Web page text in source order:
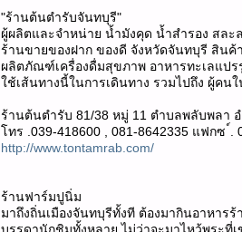
"ร้านต้นตำรับจันทบุรี"
ผู้ผลิตและจำหน่าย น้ำมังคุด น้ำสำรอง สละ
ร้านขายของฝาก ของดี จังหวัดจันทบุรี สินค้
ผลิตภัณฑ์เครื่องดื่มสุขภาพ อาหารทะเลแปร
ใช้เส้นทางนี้ในการเดินทาง รวมไปถึง ผู้ค
ร้านต้นตำรับ 81/38 หมู่ 11 ตำบลพลับพลา อ
โทร .039-418600 , 081-8642335 แฟกซ ์.
http://www.tontamrab.com/
ร้านฟาร์มปูนิ่ม
มาถึงถิ่นเมืองจันทบุรีทั้งที ต้องมากินอาหาร
บรรดานักชิมทั้งหลาย ไม่ว่าจะมาไหว้พระที่